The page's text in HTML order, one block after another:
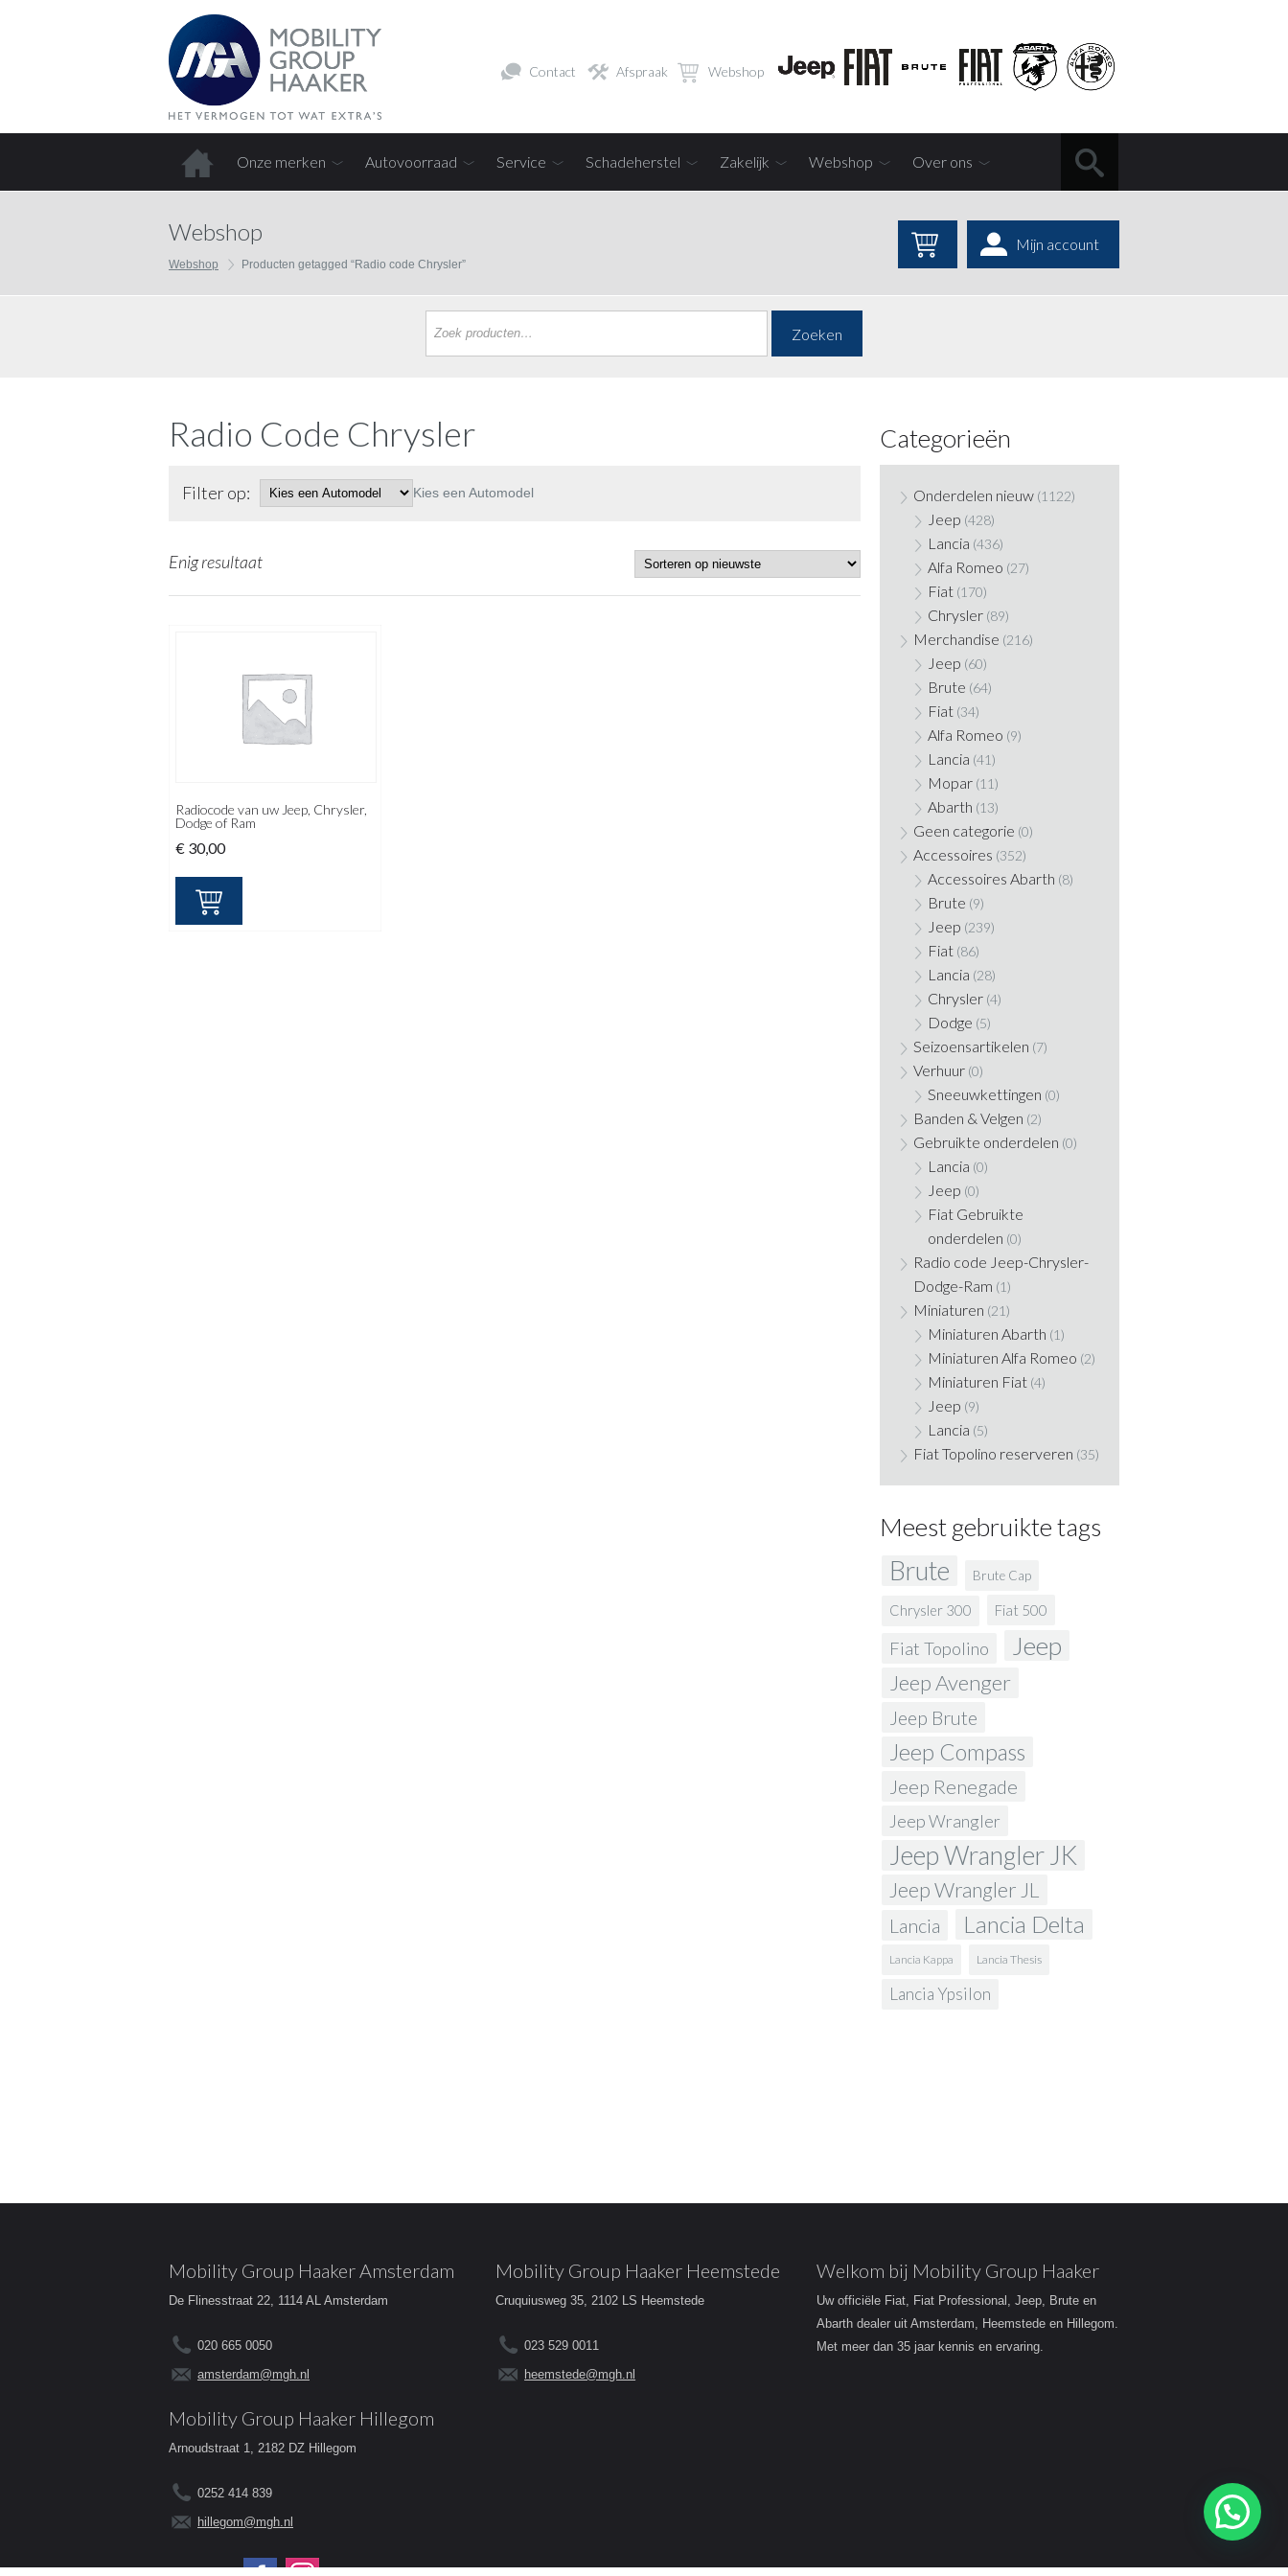
Contact Afspraak Webshop
Onze merken Autovoorraad Service Schadeherstel Zakelijk Webshop Over ons
Webshop
Webshop Producten getagged “Radio code Chrysler”
Mijn account
Zoeken
Radio Code Chrysler
Filter op: Kies een Automodel
Enig resultaat
Radiocode van uw Jeep, Chrysler,
Dodge of Ram
€ 30,00
Categorieën
Onderdelen nieuw (1122)
Jeep (428)
Lancia (436)
Alfa Romeo (27)
Fiat (170)
Chrysler (89)
Merchandise (216)
Jeep (60)
Brute (64)
Fiat (34)
Alfa Romeo (9)
Lancia (41)
Mopar (11)
Abarth (13)
Geen categorie (0)
Accessoires (352)
Accessoires Abarth (8)
Brute (9)
Jeep (239)
Fiat (86)
Lancia (28)
Chrysler (4)
Dodge (5)
Seizoensartikelen (7)
Verhuur (0)
Sneeuwkettingen (0)
Banden & Velgen (2)
Gebruikte onderdelen (0)
Lancia (0)
Jeep (0)
Fiat Gebruikte
onderdelen (0)
Radio code Jeep-Chrysler-
Dodge-Ram (1)
Miniaturen (21)
Miniaturen Abarth (1)
Miniaturen Alfa Romeo (2)
Miniaturen Fiat (4)
Jeep (9)
Lancia (5)
Fiat Topolino reserveren (35)
Meest gebruikte tags
Brute Brute Cap
Chrysler 300 Fiat 500
Fiat Topolino Jeep
Jeep Avenger
Jeep Brute
Jeep Compass
Jeep Renegade
Jeep Wrangler
Jeep Wrangler JK
Jeep Wrangler JL
Lancia Lancia Delta
Lancia Kappa Lancia Thesis
Lancia Ypsilon
Mobility Group Haaker Amsterdam
De Flinesstraat 22, 1114 AL Amsterdam
020 665 0050
amsterdam@mgh.nl
Mobility Group Haaker Heemstede
Cruquiusweg 35, 2102 LS Heemstede
023 529 0011
heemstede@mgh.nl
Mobility Group Haaker Hillegom
Arnoudstraat 1, 2182 DZ Hillegom
0252 414 839
hillegom@mgh.nl
Volg ons op:
Welkom bij Mobility Group Haaker
Uw officiële Fiat, Fiat Professional, Jeep, Brute en
Abarth dealer uit Amsterdam, Heemstede en Hillegom.
Met meer dan 35 jaar kennis en ervaring.